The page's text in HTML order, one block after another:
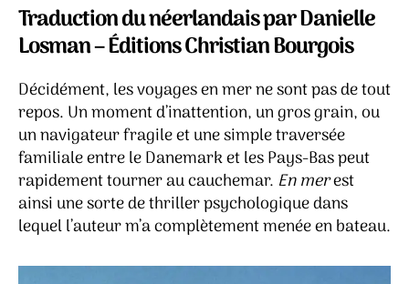
Traduction du néerlandais par Danielle
Losman – Éditions Christian Bourgois
Décidément, les voyages en mer ne sont pas de tout
repos. Un moment d’inattention, un gros grain, ou
un navigateur fragile et une simple traversée
familiale entre le Danemark et les Pays-Bas peut
rapidement tourner au cauchemar. En merest
ainsi une sorte de thriller psychologique dans
lequel l’auteur m’a complètement menée en bateau.